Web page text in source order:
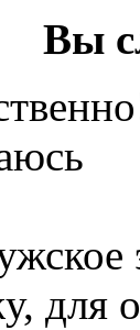
Вы
для